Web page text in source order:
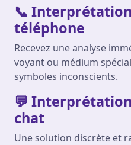
📞
téléphone
Recevez une analyse
voyant ou médium
symboles inconscients.
💬
chat
Une solution discrète et